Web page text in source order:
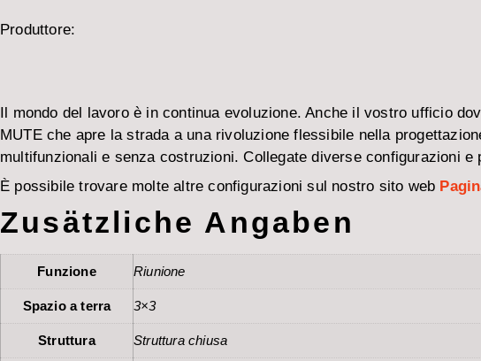
Produttore:
Il mondo del lavoro è in continua evoluzione. Anche il vostro ufficio
MUTE che apre la strada a una rivoluzione flessibile nella
multifunzionali e senza costruzioni. Collegate diverse configurazioni
È possibile trovare molte altre configurazioni sul nostro sito web
Zusätzliche Angaben
Funzione Riunione
Spazio a terra 3×3
Struttura Struttura chiusa